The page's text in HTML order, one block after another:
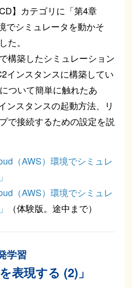
】カテゴリに「第4章
でシミュレータを動かそ
た。
構築したシミュレーション
インスタンスに構築してい
ついて簡単に触れたあ
ンスタンスの起動方法、リ
で接続するための設定を説
（AWS）環境でシミュレ
（AWS）環境でシミュレ
（体験版。途中まで）
学習
表現する (2)」